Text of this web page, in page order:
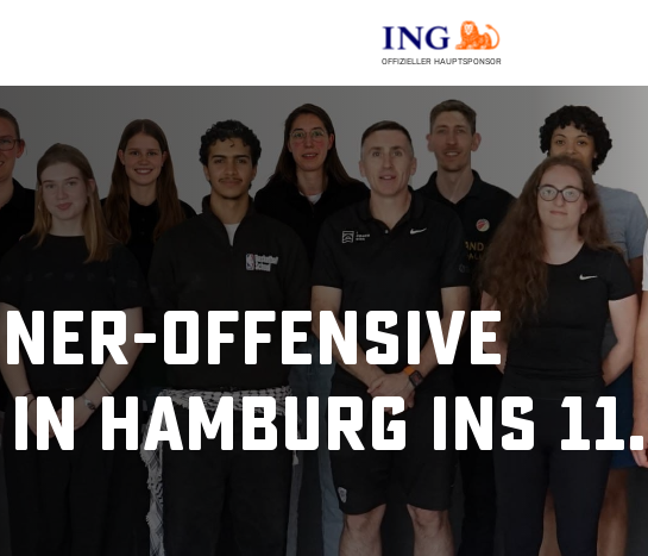
OFFIZIELLER HAUPTSPONSOR
Offensive
Hamburg ins 11.